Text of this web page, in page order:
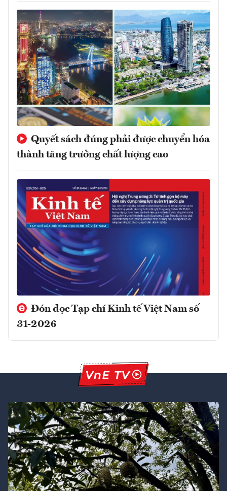
Quyết sách đúng phải được chuyển hóa
thành tăng trưởng chất lượng cao
Đón đọc Tạp chí Kinh tế Việt Nam số
31-2026